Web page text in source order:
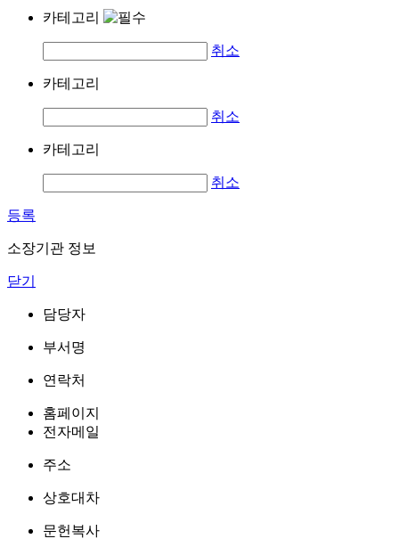
카테고리
취소
카테고리
취소
카테고리
취소
등록
소장기관 정보
닫기
담당자
부서명
연락처
홈페이지
전자메일
주소
상호대차
문헌복사